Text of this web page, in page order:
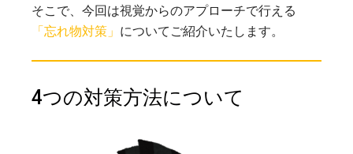
そこで、今回は視覚からのアプローチで行える
「忘れ物対策」 についてご紹介いたします。
4つの対策方法について